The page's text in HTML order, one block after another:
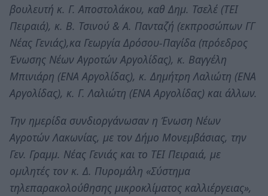
βουλευτή κ. Γ. Αποστολάκου, καθ Δημ. Τσελέ (ΤΕΙ
Πειραιά), κ. Β. Τσινού & Α. Πανταζή (εκπροσώπων ΓΓ
Νέας Γενιάς),κα Γεωργία Δρόσου-Παγίδα (πρόεδρος
Ένωσης Νέων Αγροτών Αργολίδας), κ. Βαγγέλη
Μπινιάρη (ΕΝΑ Αργολίδας), κ. Δημήτρη Λαλιώτη (ΕΝΑ
Αργολίδας), κ. Γ. Λαλιώτη (ΕΝΑ Αργολίδας) και άλλων.
Την ημερίδα συνδιοργάνωσαν η Ένωση Νέων
Αγροτών Λακωνίας, με τον Δήμο Μονεμβάσιας, την
Γεν. Γραμμ. Νέας Γενιάς και το ΤΕΙ Πειραιά, με
ομιλητές τον κ. Δ. Πυρομάλη «Σύστημα
τηλεπαρακολούθησης μικροκλίματος καλλιέργειας»,